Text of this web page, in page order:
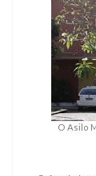
O Asilo